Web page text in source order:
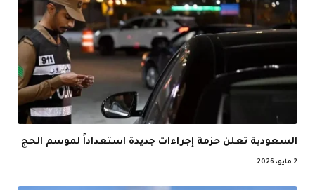
السعودية تعلن حزمة إجراءات جديدة استعداداً لموسم الحج
2 مايو، 2026